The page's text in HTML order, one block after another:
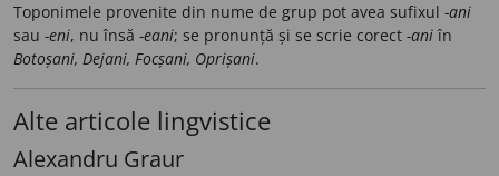
Toponimele provenite din nume de grup pot avea sufixul -ani
sau -eni, nu însă -eani; se pronunță și se scrie corect -aniîn
Botoșani, Dejani, Focșani, Oprișani.
Alte articole lingvistice
Alexandru Graur